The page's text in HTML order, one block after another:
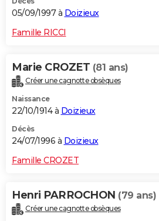
05/09/1997 à Doizieux
Famille RICCI
Marie CROZET (81 ans)
Créer une cagnotte obsèques
Naissance
22/10/1914 à Doizieux
Décès
24/07/1996 à Doizieux
Famille CROZET
Henri PARROCHON (79 ans)
Créer une cagnotte obsèques